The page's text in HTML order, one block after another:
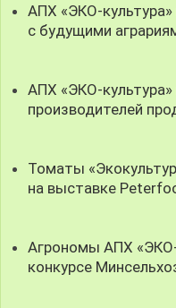
АПХ «ЭКО-
с будущими
АПХ «ЭКО-
производителей
Томаты
на выставке
Агрономы АПХ «ЭКО-
конкурсе